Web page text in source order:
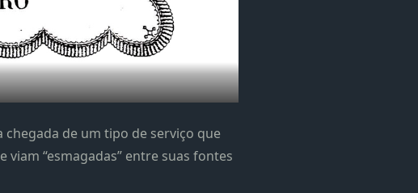
de um tipo de serviço que
“esmagadas” entre suas fontes